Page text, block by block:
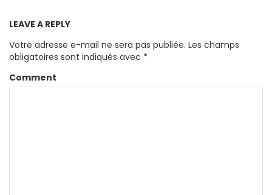
LEAVE A REPLY
Votre adresse e-mail ne sera pas publiée. Les champs
obligatoires sont indiqués avec *
Comment